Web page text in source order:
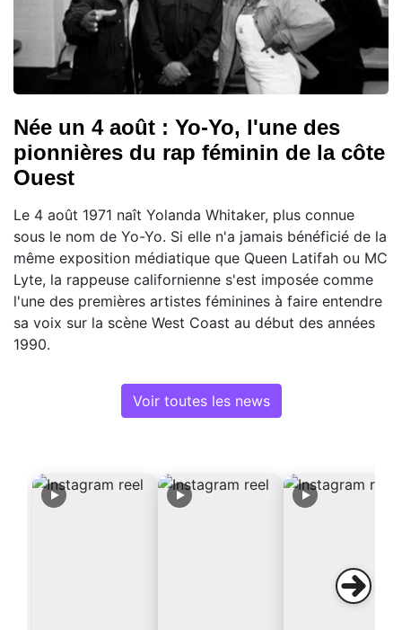
Née un 4 août : Yo-Yo, l'une des
pionnières du rap féminin de la côte
Ouest
Le 4 août 1971 naît Yolanda Whitaker, plus connue
sous le nom de Yo-Yo. Si elle n'a jamais bénéficié de la
même exposition médiatique que Queen Latifah ou MC
Lyte, la rappeuse californienne s'est imposée comme
l'une des premières artistes féminines à faire entendre
sa voix sur la scène West Coast au début des années
1990.
Voir toutes les news